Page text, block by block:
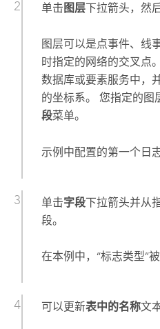
单击 图层下拉箭头，然
图层可以是点事件、线
时指定的网络的交叉点
数据库或要素服务中，
的坐标系。 您指定的图
段菜单。
示例中配置的第一个日
单击字段下拉箭头并从
段。
在本例中，“标志类型”
可以更新表中的名称文